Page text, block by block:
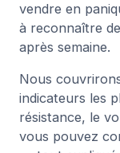
vendre en
à reconnaître
après semaine.
Nous
indicateurs les
résistance, le
vous pouvez